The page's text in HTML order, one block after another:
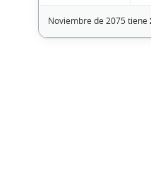
Noviembre de 2075 tiene